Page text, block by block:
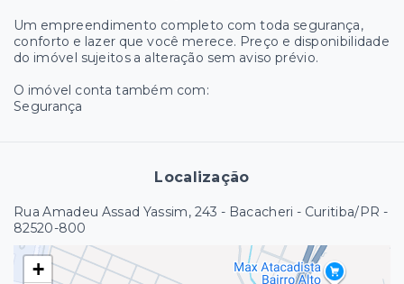
Um empreendimento completo com toda segurança,
conforto e lazer que você merece. Preço e disponibilidade
do imóvel sujeitos a alteração sem aviso prévio.
O imóvel conta também com:
Segurança
Localização
Rua Amadeu Assad Yassim, 243 - Bacacheri - Curitiba/PR -
82520-800
+